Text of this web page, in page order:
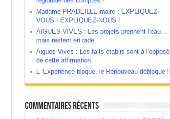
Madame PRADEILLE maire : EXPLIQUEZ-
VOUS ! EXPLIQUEZ-NOUS !
AIGUES-VIVES : Les projets prennent l’eau…
mais restent en rade.
Aigues-Vives : Les faits établis sont à l’opposé
de cette affirmation
L ‘Expérience bloque, le Renouveau débloque !
Commentaires récents